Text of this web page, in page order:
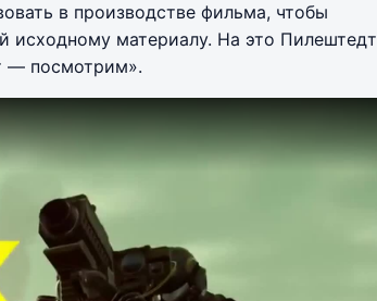
в производстве фильма, чтобы
исходному материалу. На это Пилештедт
— посмотрим».